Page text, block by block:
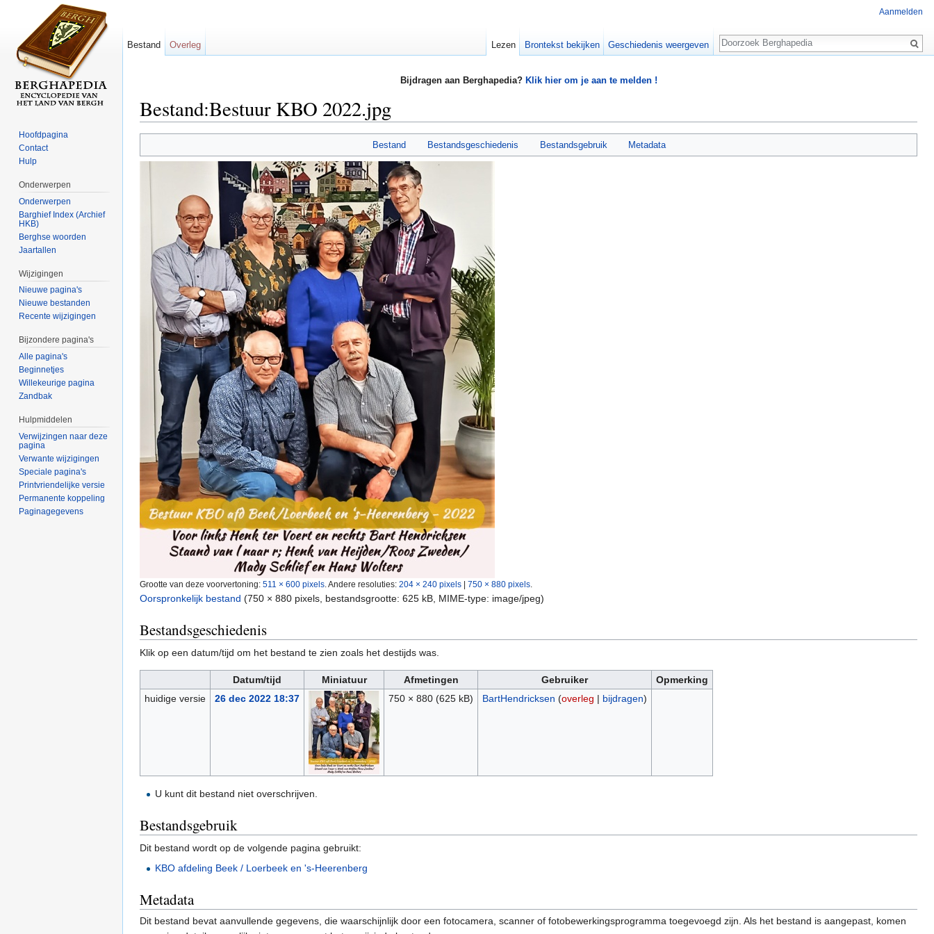
Bijdragen aan Berghapedia? Klik hier om je aan te melden !
Bestand:Bestuur KBO 2022.jpg
Bestand Bestandsgeschiedenis Bestandsgebruik Metadata
Grootte van deze voorvertoning: 511 × 600 pixels Andere resoluties: 204 × 240 pixels | 750 × 880 pixels
Oorspronkelijk bestand (750 × 880 pixels, bestandsgrootte: 625 kB, MIME-type: image/jpeg)
Bestandsgeschiedenis
Klik op een datum/tijd om het bestand te zien zoals het destijds was.
Datum/tijd Miniatuur Afmetingen Gebruiker
Opmerking
huidige versie
26 dec 2022 18:37 750 × 880 (625 kB) BartHendricksen (overleg | bijdragen)
U kunt dit bestand niet overschrijven.
Bestandsgebruik
Dit bestand wordt op de volgende pagina gebruikt:
KBO afdeling Beek / Loerbeek en 's-Heerenberg
Metadata
Dit bestand bevat aanvullende gegevens, die waarschijnlijk door een fotocamera, scanner of fotobewerkingsprogramma toegevoegd zijn. Als het bestand is aangepast, komen
Aanmelden
Bestand Overleg Lezen Brontekst bekijken Geschiedenis weergeven
Zoeken
Hoofdpagina
Contact
Hulp
Onderwerpen
Onderwerpen
Barghief Index (Archief
HKB)
Berghse woorden
Jaartallen
Wijzigingen
Nieuwe pagina's
Nieuwe bestanden
Recente wijzigingen
Bijzondere pagina's
Alle pagina's
Beginnetjes
Willekeurige pagina
Zandbak
Hulpmiddelen
Verwijzingen naar deze
pagina
Verwante wijzigingen
Speciale pagina's
Printvriendelijke versie
Permanente koppeling
Paginagegevens